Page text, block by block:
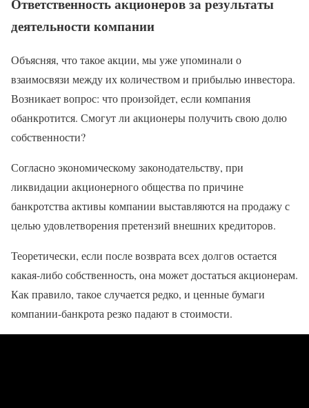
Ответственность акционеров за результаты
деятельности компании
Объясняя, что такое акции, мы уже упоминали о
взаимосвязи между их количеством и прибылью инвестора.
Возникает вопрос: что произойдет, если компания
обанкротится. Смогут ли акционеры получить свою долю
собственности?
Согласно экономическому законодательству, при
ликвидации акционерного общества по причине
банкротства активы компании выставляются на продажу с
целью удовлетворения претензий внешних кредиторов.
Теоретически, если после возврата всех долгов остается
какая-либо собственность, она может достаться акционерам.
Как правило, такое случается редко, и ценные бумаги
компании-банкрота резко падают в стоимости.